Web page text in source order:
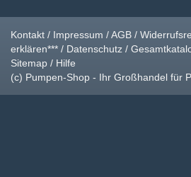
Kontakt / Impressum /AGB /
erklären*** / Datenschutz /
Sitemap / Hilfe
(c) Pumpen-Shop - Ihr Großhandel für